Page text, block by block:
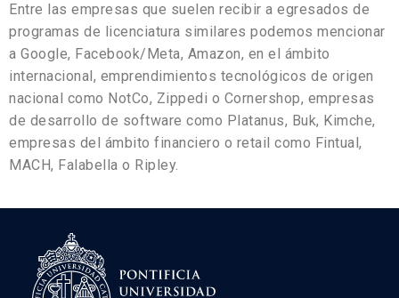
Entre las empresas que suelen recibir a egresados de
programas de licenciatura similares podemos mencionar
a Google, Facebook/Meta, Amazon, en el ámbito
internacional, emprendimientos tecnológicos de origen
nacional como NotCo, Zippedi o Cornershop, empresas
de desarrollo de software como Platanus, Buk, Kimche,
empresas del ámbito financiero o retail como Fintual,
MACH, Falabella o Ripley.